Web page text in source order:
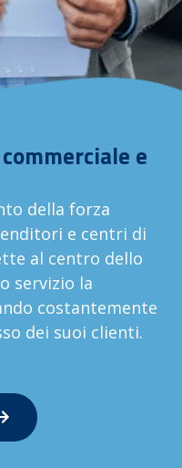
e
della forza
e centri di
al centro dello
servizio la
costantemente
dei suoi clienti.